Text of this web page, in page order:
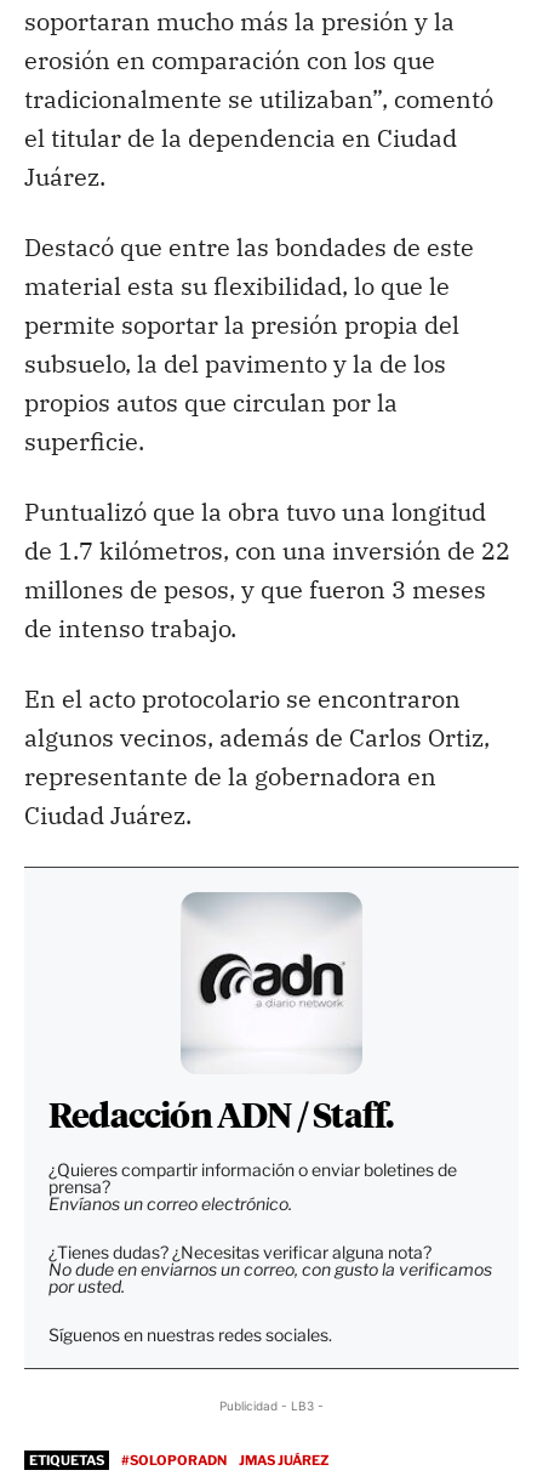
soportaran mucho más la presión y la
erosión en comparación con los que
tradicionalmente se utilizaban”, comentó
el titular de la dependencia en Ciudad
Juárez.
Destacó que entre las bondades de este
material esta su flexibilidad, lo que le
permite soportar la presión propia del
subsuelo, la del pavimento y la de los
propios autos que circulan por la
superficie.
Puntualizó que la obra tuvo una longitud
de 1.7 kilómetros, con una inversión de 22
millones de pesos, y que fueron 3 meses
de intenso trabajo.
En el acto protocolario se encontraron
algunos vecinos, además de Carlos Ortiz,
representante de la gobernadora en
Ciudad Juárez.
Redacción ADN / Staff.
¿Quieres compartir información o enviar boletines de
prensa?
Envíanos un correo electrónico.
¿Tienes dudas? ¿Necesitas verificar alguna nota?
No dude en enviarnos un correo, con gusto la verificamos
por usted.
Síguenos en nuestras redes sociales.
Publicidad - LB3 -
ETIQUETAS #SOLOPORADN JMAS JUÁREZ